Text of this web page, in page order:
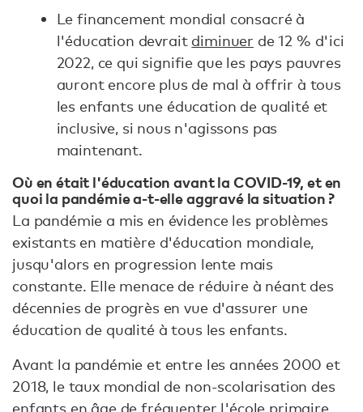
Le financement mondial consacré à
l'éducation devrait diminuer de 12 % d'ici
2022, ce qui signifie que les pays pauvres
auront encore plus de mal à offrir à tous
les enfants une éducation de qualité et
inclusive, si nous n'agissons pas
maintenant.
Où en était l'éducation avant la COVID-19, et en
quoi la pandémie a-t-elle aggravé la situation ?
La pandémie a mis en évidence les problèmes
existants en matière d'éducation mondiale,
jusqu'alors en progression lente mais
constante. Elle menace de réduire à néant des
décennies de progrès en vue d'assurer une
éducation de qualité à tous les enfants.
Avant la pandémie et entre les années 2000 et
2018, le taux mondial de non-scolarisation des
enfants en âge de fréquenter l'école primaire